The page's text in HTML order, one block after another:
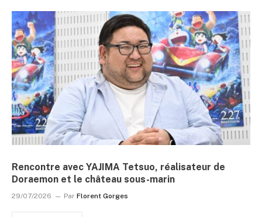
Rencontre avec YAJIMA Tetsuo, réalisateur de
Doraemon et le château sous-marin
29/07/2026 Par Florent Gorges